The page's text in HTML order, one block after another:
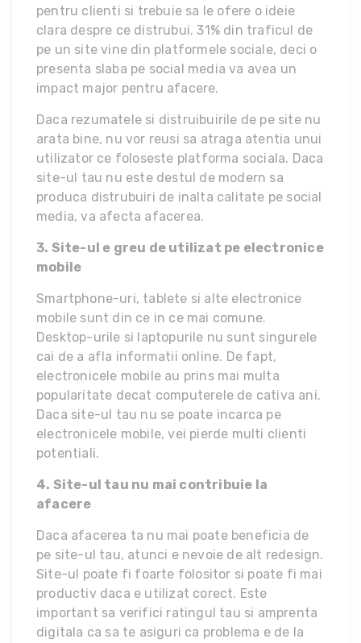
pentru clienti si trebuie sa le ofere o ideie
clara despre ce distrubui. 31% din traficul de
pe un site vine din platformele sociale, deci o
presenta slaba pe social media va avea un
impact major pentru afacere.
Daca rezumatele si distruibuirile de pe site nu
arata bine, nu vor reusi sa atraga atentia unui
utilizator ce foloseste platforma sociala. Daca
site-ul tau nu este destul de modern sa
produca distrubuiri de inalta calitate pe social
media, va afecta afacerea.
3. Site-ul e greu de utilizat pe electronice
mobile
Smartphone-uri, tablete si alte electronice
mobile sunt din ce in ce mai comune.
Desktop-urile si laptopurile nu sunt singurele
cai de a afla informatii online. De fapt,
electronicele mobile au prins mai multa
popularitate decat computerele de cativa ani.
Daca site-ul tau nu se poate incarca pe
electronicele mobile, vei pierde multi clienti
potentiali.
4. Site-ul tau nu mai contribuie la
afacere
Daca afacerea ta nu mai poate beneficia de
pe site-ul tau, atunci e nevoie de alt redesign.
Site-ul poate fi foarte folositor si poate fi mai
productiv daca e utilizat corect. Este
important sa verifici ratingul tau si amprenta
digitala ca sa te asiguri ca problema e de la